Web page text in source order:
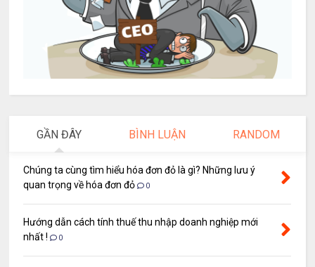
GẦN ĐÂY BÌNH LUẬN RANDOM
Chúng ta cùng tìm hiểu hóa đơn đỏ là gì? Những lưu ý
quan trọng về hóa đơn đỏ
0
Hướng dẫn cách tính thuế thu nhập doanh nghiệp mới
nhất !
0